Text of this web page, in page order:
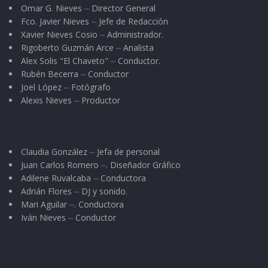
— Estoy orgulloso de tener gente tan
inteligente como tú en mis tierras. ¿Cómo es
que eres tan sabio? –le preguntó el señor–. El
Joven decidió contarle toda la verdad:
— Señor, debo ser sincero. Yo debería de haber
abandonado a mi padre porque ya era mayor,
me ocurrió preguntar a mi padre. Él me explicó
cómo debía hacerlo y yo le he traído los
resultados.
Cuando el señor escuchó toda la historia, se
Omar G. Nieves ⏤ Director General
Fco. Javier Nieves ⏤ Jefe de Redacción
Xavier Nieves Cosio ⏤ Administrador.
Rigoberto Guzmán Arce ⏤ Analista
Alex Solis "El Chaveto" ⏤ Conductor.
Rubén Becerra ⏤ Conductor
Joel López ⏤ Fotógrafo
Alexis Nieves ⏤ Productor
Claudia González ⏤ Jefa de personal
Juan Carlos Romero ⏤. Diseñador Gráfico
Adilene Ruvalcaba ⏤ Conductora
Adrián Flores ⏤ DJ y sonido.
Mari Aguilar ⏤. Conductora
Iván Nieves ⏤ Conductor